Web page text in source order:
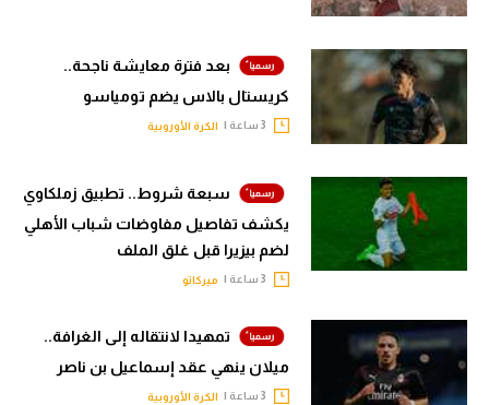
بعد فترة معايشة ناجحة..
كريستال بالاس يضم تومياسو
الكرة الأوروبية
سبعة شروط.. تطبيق زملكاوي
يكشف تفاصيل مفاوضات شباب الأهلي
لضم بيزيرا قبل غلق الملف
ميركاتو
تمهيدا لانتقاله إلى الغرافة..
ميلان ينهي عقد إسماعيل بن ناصر
الكرة الأوروبية